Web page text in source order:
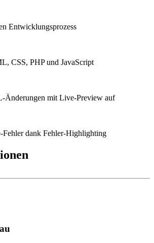
Entwicklungsprozess
CSS, PHP und JavaScript
Änderungen mit Live-Preview auf
Fehler dank Fehler-Highlighting